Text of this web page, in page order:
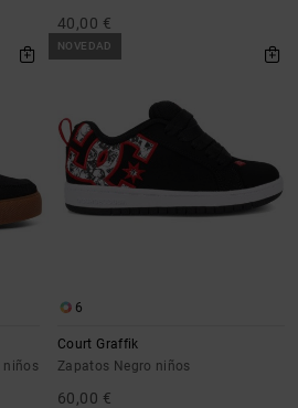
40,00 €
niños
NOVEDAD
6
Court Graffik
Zapatos Negro niños
60,00 €